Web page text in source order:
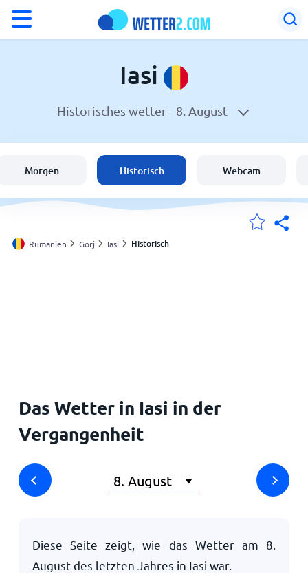
Wetter in Iasi
Schweiz
Deutschland
Iasi
Historisches wetter - 8. August
Morgen Historisch Webcam
Rumänien Gorj Iasi Historisch
Das Wetter in Iasi in der
Vergangenheit
Diese Seite zeigt, wie das Wetter am 8.
Augustdes letzten Jahres in Iasi war.